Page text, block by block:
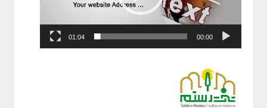
00:00
01:04